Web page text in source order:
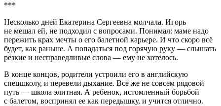
***
Несколько дней Екатерина Сергеевна молчала. Игорь
не мешал ей, не подходил с вопросами. Понимал: маме надо
пережить крах мечты о его балетной карьере. И что скоро всё
будет, как раньше. А попадаться под горячую руку — слышать
резкие и несправедливые слова — ему не хотелось.
В конце концов, родители устроили его в английскую
спецшколу, и перевели дыхание. Все же не совсем рядовой
путь — школа элитная. А ребенок, истомленный борьбой
с балетом, воспринял ее как передышку, и учится отлично.